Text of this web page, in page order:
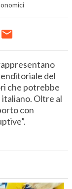
del
che potrebbe
Oltre al
con